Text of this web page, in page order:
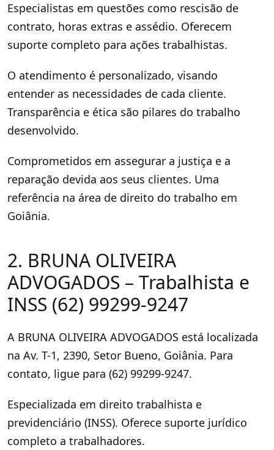
Especialistas em questões como rescisão de
contrato, horas extras e assédio. Oferecem
suporte completo para ações trabalhistas.
O atendimento é personalizado, visando
entender as necessidades de cada cliente.
Transparência e ética são pilares do trabalho
desenvolvido.
Comprometidos em assegurar a justiça e a
reparação devida aos seus clientes. Uma
referência na área de direito do trabalho em
Goiânia.
2. BRUNA OLIVEIRA
ADVOGADOS – Trabalhista e
INSS (62) 99299-9247
A BRUNA OLIVEIRA ADVOGADOS está localizada
na Av. T-1, 2390, Setor Bueno, Goiânia. Para
contato, ligue para (62) 99299-9247.
Especializada em direito trabalhista e
previdenciário (INSS). Oferece suporte jurídico
completo a trabalhadores.